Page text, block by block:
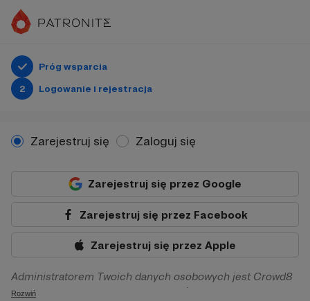
Próg wsparcia
2
Logowanie i rejestracja
Zarejestruj się Zaloguj się
Zarejestruj się przez Google
Zarejestruj się przez Facebook
Zarejestruj się przez Apple
Administratorem Twoich danych osobowych jest Crowd8
sp. z o.o. z siedziba w Warszawie, ul. Żwirki i Wigury 16, 02-
Rozwiń